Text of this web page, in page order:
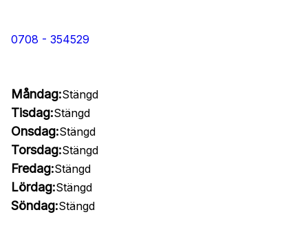
0708 - 354529
Måndag:Stängd
Tisdag:Stängd
Onsdag:Stängd
Torsdag:Stängd
Fredag:Stängd
Lördag:Stängd
Söndag:Stängd